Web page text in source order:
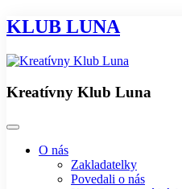
KLUB LUNA
Kreatívny Klub Luna
O nás
Zakladatelky
Povedali o nás